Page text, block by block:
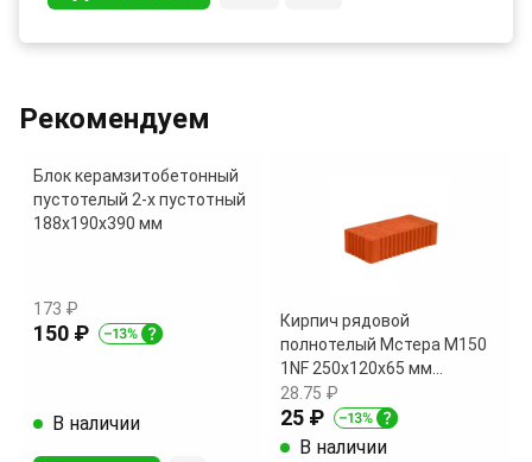
Рекомендуем
Блок керамзитобетонный
пустотелый 2-х пустотный
188х190х390 мм
173 ₽
150 ₽
В наличии
Кирпич рядовой
полнотелый Мстера М150
1NF 250х120х65 мм
поштучно
28.75 ₽
25 ₽
В наличии